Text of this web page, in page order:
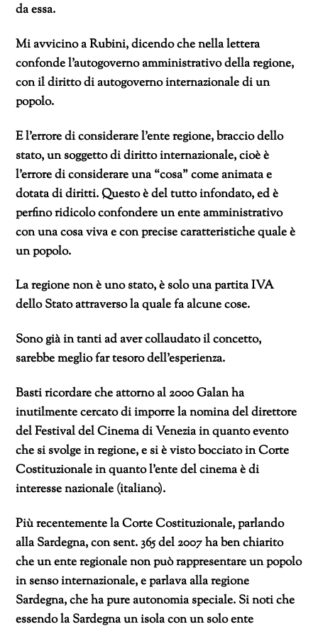
da essa.
Mi avvicino a Rubini, dicendo che nella lettera
confonde l’autogoverno amministrativo della regione,
con il diritto di autogoverno internazionale di un
popolo.
E l’errore di considerare l’ente regione, braccio dello
stato, un soggetto di diritto internazionale, cioè è
l’errore di considerare una “cosa” come animata e
dotata di diritti. Questo è del tutto infondato, ed è
perfino ridicolo confondere un ente amministrativo
con una cosa viva e con precise caratteristiche quale è
un popolo.
La regione non è uno stato, è solo una partita IVA
dello Stato attraverso la quale fa alcune cose.
Sono già in tanti ad aver collaudato il concetto,
sarebbe meglio far tesoro dell’esperienza.
Basti ricordare che attorno al 2000 Galan ha
inutilmente cercato di imporre la nomina del direttore
del Festival del Cinema di Venezia in quanto evento
che si svolge in regione, e si è visto bocciato in Corte
Costituzionale in quanto l’ente del cinema è di
interesse nazionale (italiano).
Più recentemente la Corte Costituzionale, parlando
alla Sardegna, con sent. 365 del 2007 ha ben chiarito
che un ente regionale non può rappresentare un popolo
in senso internazionale, e parlava alla regione
Sardegna, che ha pure autonomia speciale. Si noti che
essendo la Sardegna un isola con un solo ente